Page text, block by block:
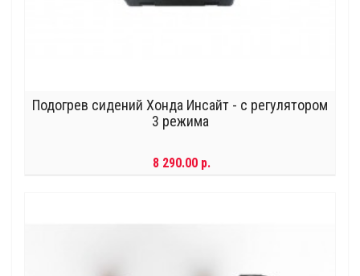
Подогрев сидений Хонда Инсайт - с регулятором
3 режима
8 290.00 р.